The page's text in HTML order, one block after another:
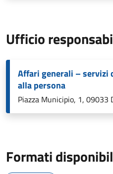
Ufficio
Affari generali – servizi
alla persona
Piazza Municipio, 1, 09033
Formati